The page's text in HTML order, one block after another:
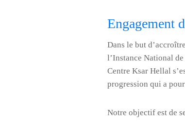
Engagement
Dans le but
l’Instance National
Centre Ksar Hellal
progression qui a
Notre objectif est de